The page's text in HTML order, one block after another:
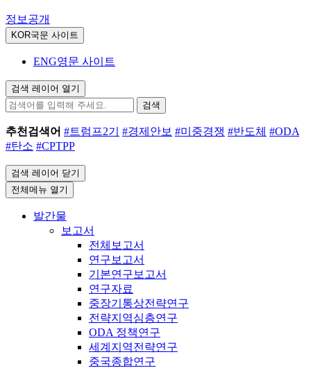
정보공개
KOR국문 사이트
ENG영문 사이트
검색 레이어 열기
검색
추천검색어 #트럼프2기 #경제안보 #미중경쟁 #반도체 #ODA
#탄소 #CPTPP
검색 레이어 닫기
전체메뉴 열기
발간물
보고서
전체보고서
연구보고서
기본연구보고서
연구자료
중장기통상전략연구
전략지역심층연구
ODA 정책연구
세계지역전략연구
중국종합연구